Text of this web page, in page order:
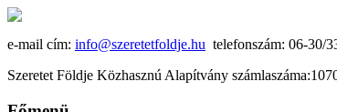
e-mail cím: info@szeretetfoldje.hu telefonszám: 06-30/
Szeretet Földje Közhasznú Alapítvány